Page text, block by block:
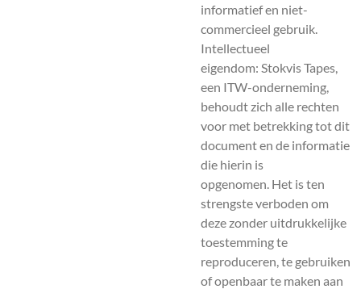
informatief en niet-
commercieel gebruik.
Intellectueel
eigendom: Stokvis Tapes,
een ITW-onderneming,
behoudt zich alle rechten
voor met betrekking tot dit
document en de informatie
die hierin is
opgenomen. Het is ten
strengste verboden om
deze zonder uitdrukkelijke
toestemming te
reproduceren, te gebruiken
of openbaar te maken aan